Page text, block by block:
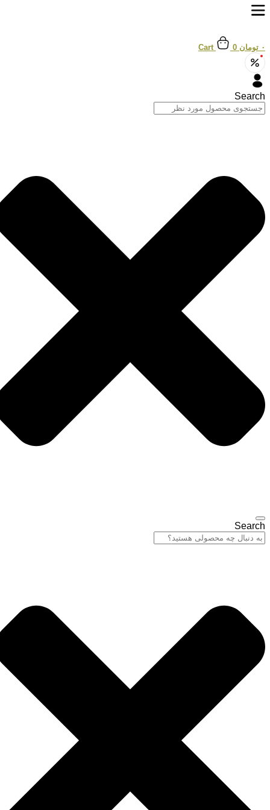
پرش
به
تومان 0
Cart
Search
Search